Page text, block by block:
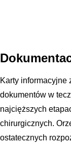
Karty
dokumentów w
najcięższych
chirurgicznych.
ostatecznych